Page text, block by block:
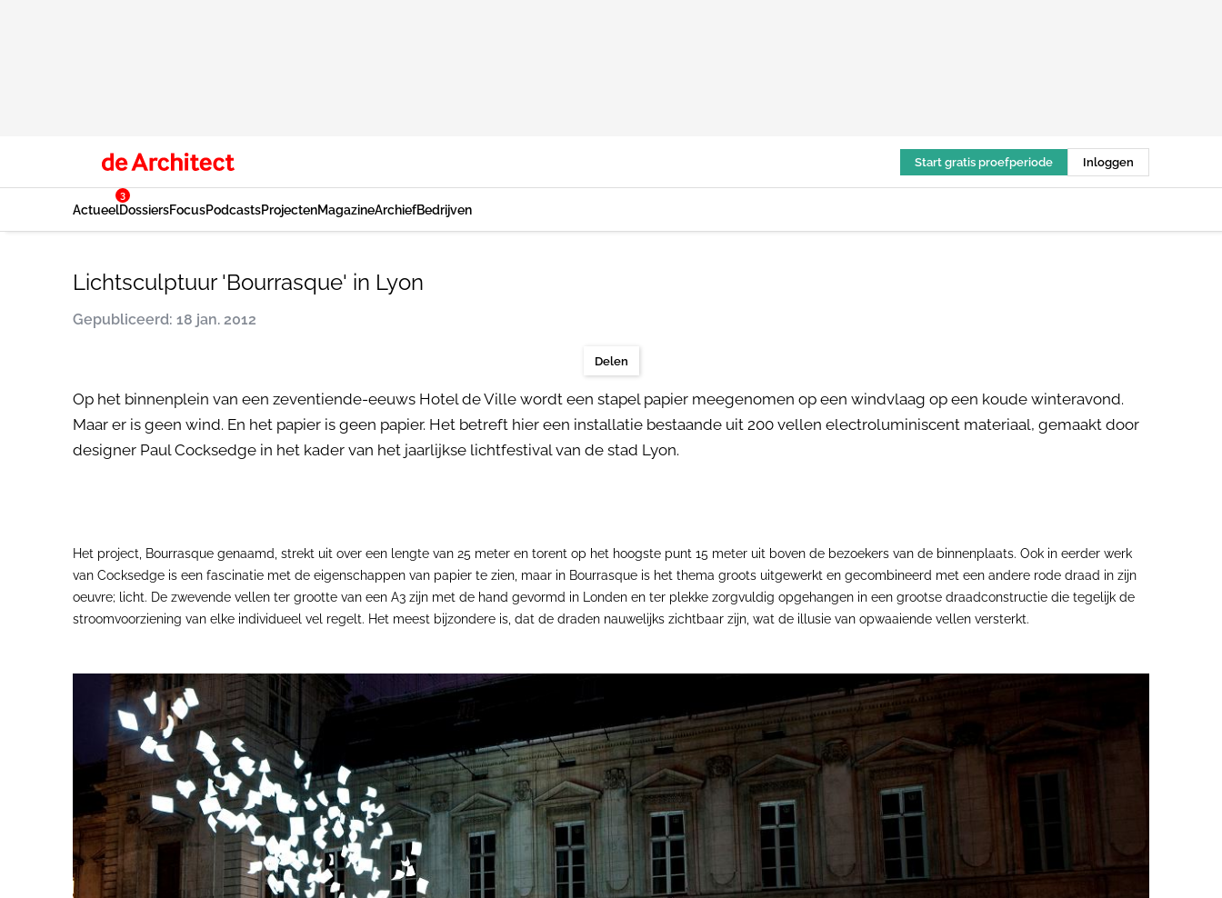
Start gratis proefperiode Inloggen
Actueel
3
DossiersFocusPodcastsProjectenMagazineArchiefBedrijven
Lichtsculptuur 'Bourrasque' in Lyon
Gepubliceerd: 18 jan. 2012
Delen
Op het binnenplein van een zeventiende-eeuws Hotel de Ville wordt een stapel papier meegenomen op een windvlaag op een koude winteravond.
Maar er is geen wind. En het papier is geen papier. Het betreft hier een installatie bestaande uit 200 vellen electroluminiscent materiaal, gemaakt door
designer Paul Cocksedge in het kader van het jaarlijkse lichtfestival van de stad Lyon.
Het project, Bourrasque genaamd, strekt uit over een lengte van 25 meter en torent op het hoogste punt 15 meter uit boven de bezoekers van de binnenplaats. Ook in eerder werk
van Cocksedge is een fascinatie met de eigenschappen van papier te zien, maar in Bourrasque is het thema groots uitgewerkt en gecombineerd met een andere rode draad in zijn
oeuvre; licht. De zwevende vellen ter grootte van een A3 zijn met de hand gevormd in Londen en ter plekke zorgvuldig opgehangen in een grootse draadconstructie die tegelijk de
stroomvoorziening van elke individueel vel regelt. Het meest bijzondere is, dat de draden nauwelijks zichtbaar zijn, wat de illusie van opwaaiende vellen versterkt.